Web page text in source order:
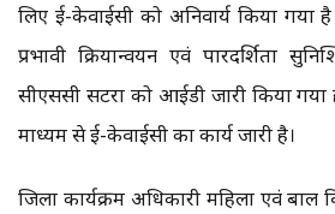
लिए ई-केवाईसी को अनिवार्य किया गया
प्रभावी क्रियान्वयन एवं पारदर्शिता
सीएससी सेंटरों को आईडी जारी किया गया
माध्यम से ई-केवाईसी का कार्य जारी है।
जिला कार्यक्रम अधिकारी महिला एवं बाल